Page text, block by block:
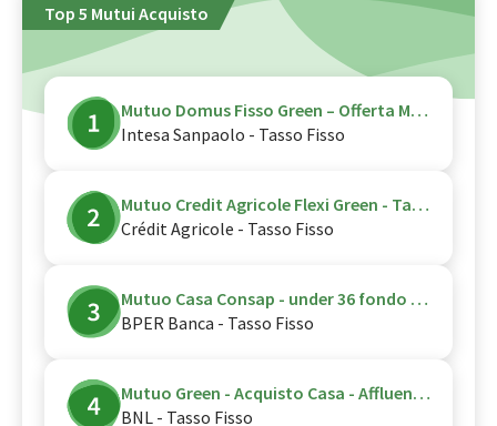
Top 5 Mutui Acquisto
Mutuo Domus Fisso Green – Offerta Mutuo Giovani - Canale Digitale
Intesa Sanpaolo - Tasso Fisso
Mutuo Credit Agricole Flexi Green - Tasso Fisso - Acquisto - CPI Vita
Crédit Agricole - Tasso Fisso
Mutuo Casa Consap - under 36 fondo garanzia consap
BPER Banca - Tasso Fisso
Mutuo Green - Acquisto Casa - Affluent - green
BNL - Tasso Fisso